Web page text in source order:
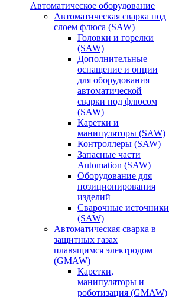
Автоматическое оборудование
Автоматическая сварка под
слоем флюса (SAW)
Головки и горелки
(SAW)
Дополнительные
оснащение и опции
для оборудования
автоматической
сварки под флюсом
(SAW)
Каретки и
манипуляторы (SAW)
Контроллеры (SAW)
Запасные части
Automation (SAW)
Оборудование для
позиционирования
изделий
Сварочные источники
(SAW)
Автоматическая сварка в
защитных газах
плавящимся электродом
(GMAW)
Каретки,
манипуляторы и
роботизация (GMAW)